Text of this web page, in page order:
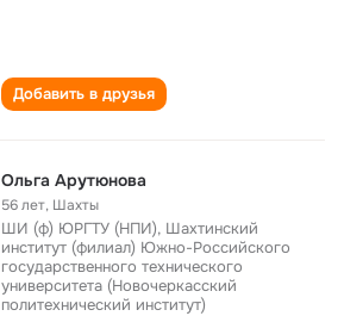
Добавить в друзья
Ольга Арутюнова
56 лет, Шахты
ШИ (ф) ЮРГТУ (НПИ), Шахтинский
институт (филиал) Южно-Российского
государственного технического
университета (Новочеркасский
политехнический институт)